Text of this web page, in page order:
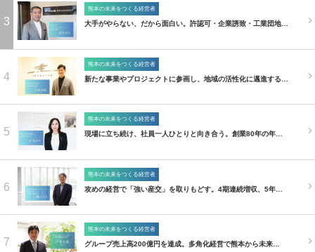
3
熊本の未来をつくる経営者
大手がやらない、だから面白い。許認可・企業誘致・工業団地…
4
熊本の未来をつくる経営者
新たな事業やプロジェクトに参画し、地域の活性化に邁進する…
5
熊本の未来をつくる経営者
現場に立ち続け、社員一人ひとりと向き合う。創業80年の年…
6
熊本の未来をつくる経営者
攻めの経営で「強い産交」を取りもどす。4期連続増収、5年…
7
熊本の未来をつくる経営者
グループ売上高200億円を達成。多角化経営で熊本から未来…